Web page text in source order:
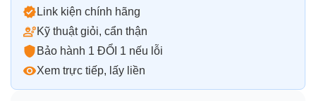
Link kiện chính hãng
Kỹ thuật giỏi, cẩn thận
Bảo hành 1 ĐỔI 1 nếu lỗi
Xem trực tiếp, lấy liền